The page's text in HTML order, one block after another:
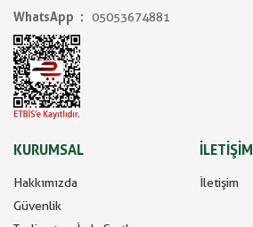
WhatsApp
05053674881
KURUMSAL
Hakkımızda
Güvenlik
İLETİŞİM
İletişim